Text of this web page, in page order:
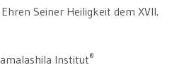
Seiner Heiligkeit dem XVII.
Institut®